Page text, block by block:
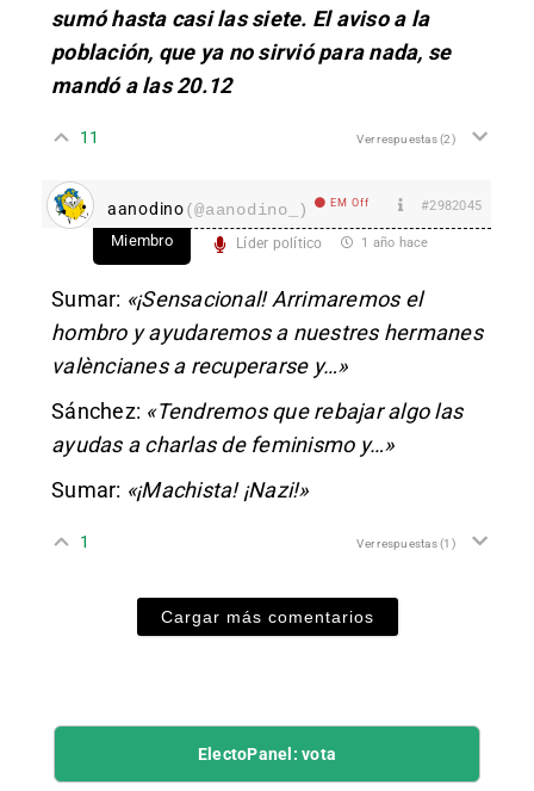
sumó hasta casi las siete. El aviso a la
población, que ya no sirvió para nada, se
mandó a las 20.12
11 Ver respuestas(2)
aanodino(@aanodino_) EM Off #2982045
Miembro Líder político 1 año hace
Sumar: «¡Sensacional! Arrimaremos el
hombro y ayudaremos a nuestres hermanes
valèncianes a recuperarse y…»
Sánchez: «Tendremos que rebajar algo las
ayudas a charlas de feminismo y…»
Sumar: «¡Machista! ¡Nazi!»
1 Ver respuestas(1)
Cargar más comentarios
ElectoPanel: vota